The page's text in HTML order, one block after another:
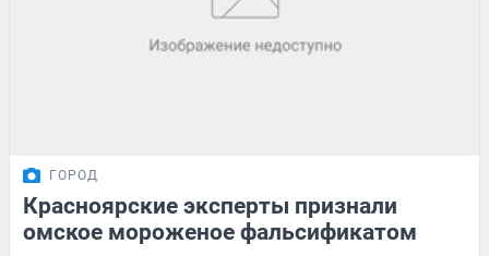
ГОРОД
Красноярские эксперты признали
омское мороженое фальсификатом